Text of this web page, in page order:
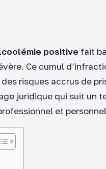
positive fait
Ce cumul
risques accrus de
juridique qui suit un
et